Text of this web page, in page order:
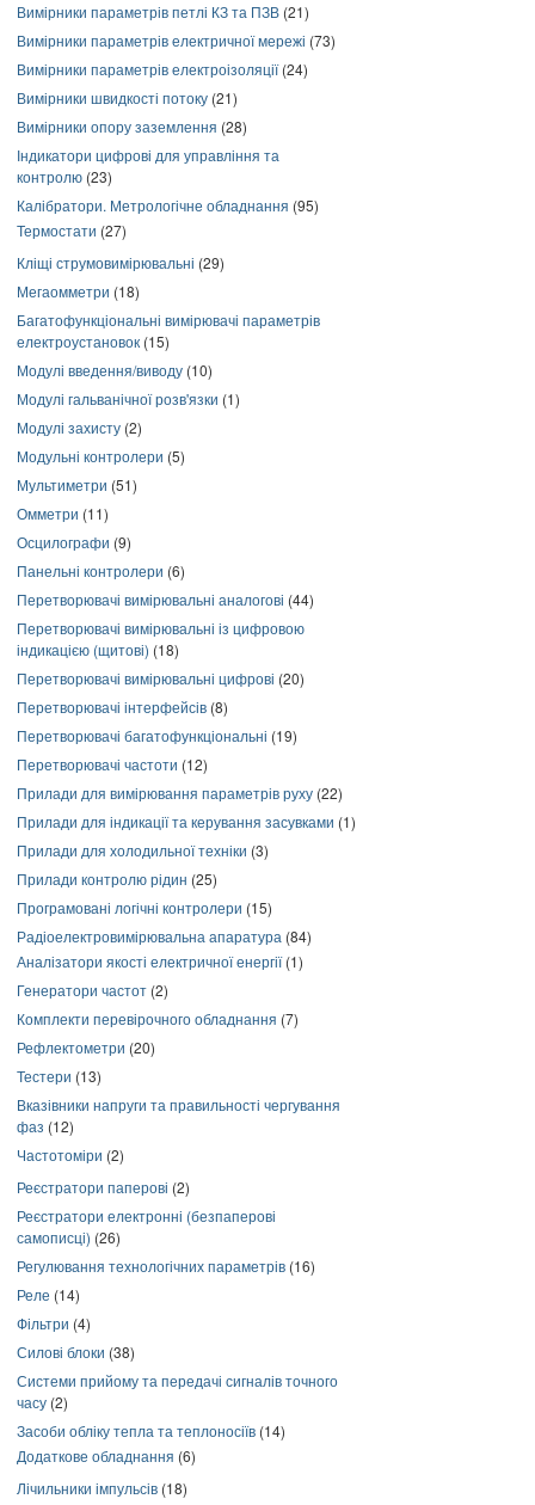
Вимірники параметрів петлі КЗ та ПЗВ (21)
Вимірники параметрів електричної мережі (73)
Вимірники параметрів електроізоляції(24)
Вимірники швидкості потоку (21)
Вимірники опору заземлення (28)
Індикатори цифрові для управління та
контролю (23)
Калібратори. Метрологічне обладнання (95)
Термостати (27)
Кліщі струмовимірювальні (29)
Мегаомметри (18)
Багатофункціональні вимірювачі параметрів
електроустановок (15)
Модулі введення/виводу (10)
Модулі гальванічної розв'язки (1)
Модулі захисту (2)
Модульні контролери (5)
Мультиметри (51)
Омметри (11)
Осцилографи (9)
Панельні контролери (6)
Перетворювачі вимірювальні аналогові (44)
Перетворювачі вимірювальні із цифровою
індикацією (щитові) (18)
Перетворювачі вимірювальні цифрові (20)
Перетворювачі інтерфейсів (8)
Перетворювачі багатофункціональні (19)
Перетворювачі частоти (12)
Прилади для вимірювання параметрів руху (22)
Прилади для індикації та керування засувками (1)
Прилади для холодильної техніки (3)
Прилади контролю рідин (25)
Програмовані логічні контролери (15)
Радіоелектровимірювальна апаратура (84)
Аналізатори якості електричної енергії(1)
Генератори частот (2)
Комплекти перевірочного обладнання (7)
Рефлектометри (20)
Тестери (13)
Вказівники напруги та правильності чергування
фаз (12)
Частотоміри (2)
Реєстратори паперові (2)
Реєстратори електронні (безпаперові
самописці) (26)
Регулювання технологічних параметрів (16)
Реле (14)
Фільтри (4)
Силові блоки (38)
Системи прийому та передачі сигналів точного
часу (2)
Засоби обліку тепла та теплоносіїв (14)
Додаткове обладнання (6)
Лічильники імпульсів (18)